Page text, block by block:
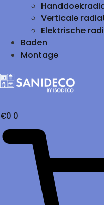
Verticale
Elektrische
Baden
Montage
€0 0